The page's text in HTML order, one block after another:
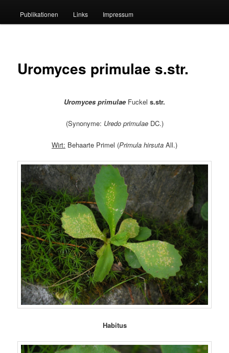
Publikationen Links Impressum
Uromyces primulae s.str.
Uromyces primulae Fuckel s.str.
(Synonyme: Uredo primulaeDC.)
Wirt: Behaarte Primel (Primula hirsuta All.)
Habitus